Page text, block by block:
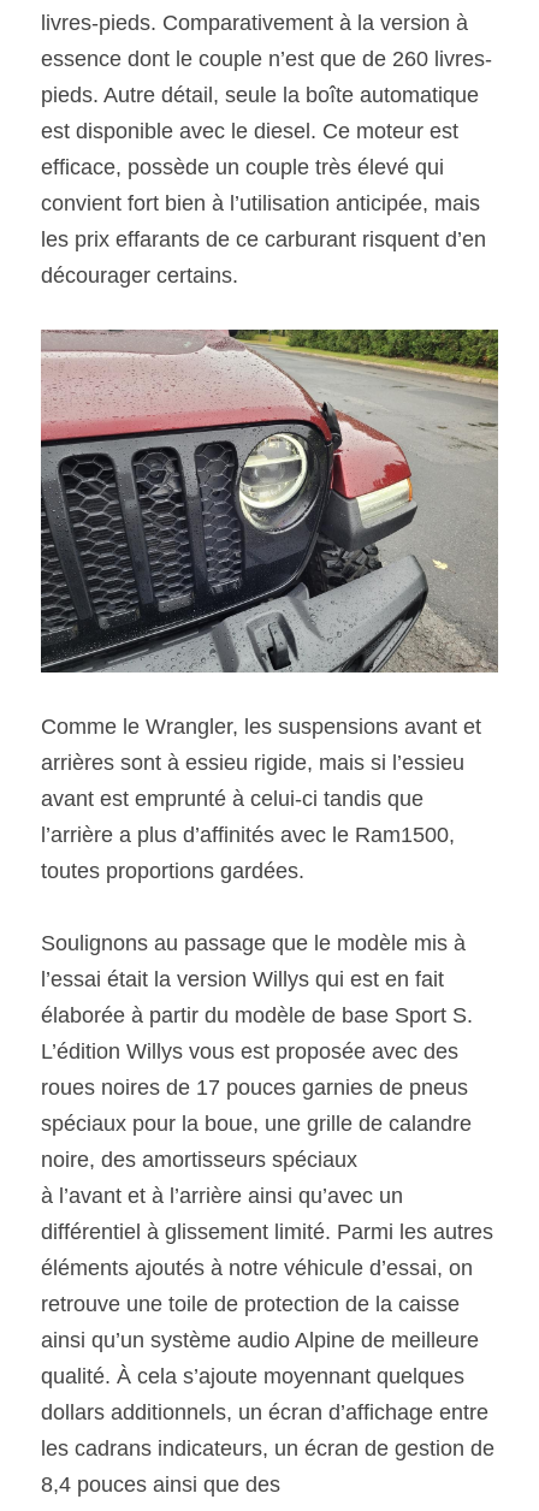
livres-pieds. Comparativement à la version à
essence dont le couple n’est que de 260 livres-
pieds. Autre détail, seule la boîte automatique
est disponible avec le diesel. Ce moteur est
efficace, possède un couple très élevé qui
convient fort bien à l’utilisation anticipée, mais
les prix effarants de ce carburant risquent d’en
décourager certains.
Comme le Wrangler, les suspensions avant et
arrières sont à essieu rigide, mais si l’essieu
avant est emprunté à celui-ci tandis que
l’arrière a plus d’affinités avec le Ram1500,
toutes proportions gardées.
Soulignons au passage que le modèle mis à
l’essai était la version Willys qui est en fait
élaborée à partir du modèle de base Sport S.
L’édition Willys vous est proposée avec des
roues noires de 17 pouces garnies de pneus
spéciaux pour la boue, une grille de calandre
noire, des amortisseurs spéciaux
à l’avant et à l’arrière ainsi qu’avec un
différentiel à glissement limité. Parmi les autres
éléments ajoutés à notre véhicule d’essai, on
retrouve une toile de protection de la caisse
ainsi qu’un système audio Alpine de meilleure
qualité. À cela s’ajoute moyennant quelques
dollars additionnels, un écran d’affichage entre
les cadrans indicateurs, un écran de gestion de
8,4 pouces ainsi que des